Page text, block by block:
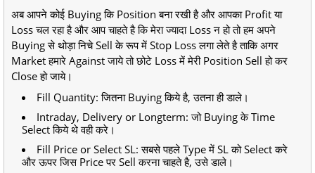
अब आपने कोई Buying कि Position बना रखी है और आपका Profit या
Loss चल रहा है और आप चाहते है कि मेरा ज्यादा Loss न हो तो हम अपने
Buying से थोड़ा निचे Sell के रूप में Stop Loss लगा लेते है ताकि अगर
Market हमारे Against जाये तो छोटे Loss में मेरी Position Sell हो कर
Close हो जाये।
Fill Quantity: जितना Buying किये है, उतना ही डाले।
Intraday, Delivery or Longterm: जो Buying के Time
Select किये थे वही करे।
Fill Price or Select SL: सबसे पहले Type में SL को Select करे
और ऊपर जिस Price पर Sell करना चाहते है, उसे डाले।